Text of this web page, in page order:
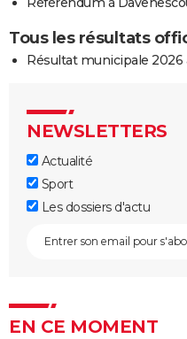
Tous les résultats
Résultat municipale 2026
NEWSLETTERS
Actualité
Sport
Les dossiers d'actu
EN CE MOMENT